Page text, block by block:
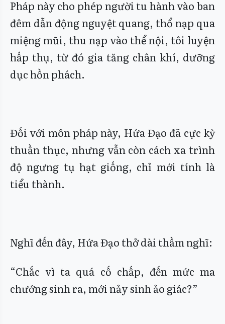
Pháp này cho phép người tu hành vào ban
đêm dẫn động nguyệt quang, thổ nạp qua
miệng mũi, thu nạp vào thể nội, tôi luyện
hấp thụ, từ đó gia tăng chân khí, dưỡng
dục hồn phách.
Đối với môn pháp này, Hứa Đạo đã cực kỳ
thuần thục, nhưng vẫn còn cách xa trình
độ ngưng tụ hạt giống, chỉ mới tính là
tiểu thành.
Nghĩ đến đây, Hứa Đạo thở dài thầm nghĩ:
“Chắc vì ta quá cố chấp, đến mức ma
chướng sinh ra, mới nảy sinh ảo giác?”